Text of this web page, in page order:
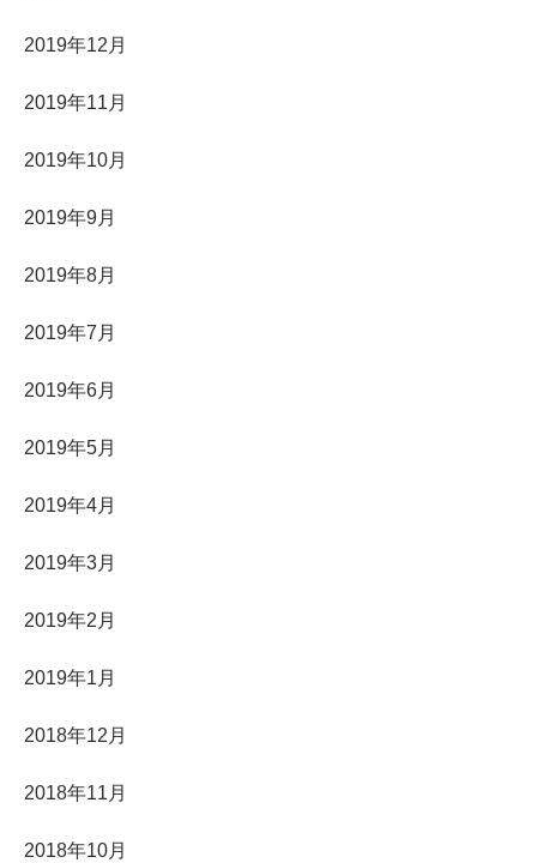
2019年12月
2019年11月
2019年10月
2019年9月
2019年8月
2019年7月
2019年6月
2019年5月
2019年4月
2019年3月
2019年2月
2019年1月
2018年12月
2018年11月
2018年10月